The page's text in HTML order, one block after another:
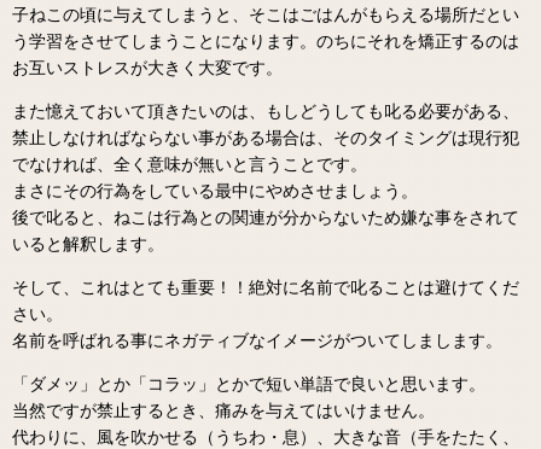
子ねこの頃に与えてしまうと、そこはごはんがもらえる場所だとい
う学習をさせてしまうことになります。のちにそれを矯正するのは
お互いストレスが大きく大変です。
また憶えておいて頂きたいのは、もしどうしても叱る必要がある、
禁止しなければならない事がある場合は、そのタイミングは現行犯
でなければ、全く意味が無いと言うことです。
まさにその行為をしている最中にやめさせましょう。
後で叱ると、ねこは行為との関連が分からないため嫌な事をされて
いると解釈します。
そして、これはとても重要！！絶対に名前で叱ることは避けてくだ
さい。
名前を呼ばれる事にネガティブなイメージがついてしまします。
「ダメッ」とか「コラッ」とかで短い単語で良いと思います。
当然ですが禁止するとき、痛みを与えてはいけません。
代わりに、風を吹かせる（うちわ・息）、大きな音（手をたたく、